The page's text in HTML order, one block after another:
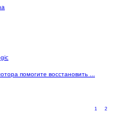
помогите восстановить ...
1 2